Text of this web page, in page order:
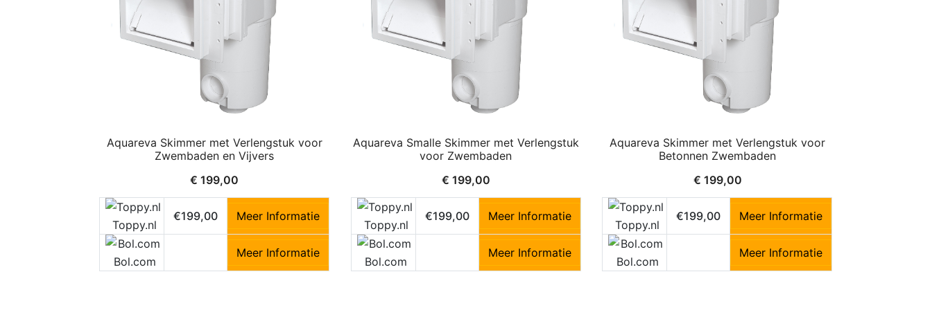
Aquareva Skimmer met Verlengstuk voor
Zwembaden en Vijvers
€ 199,00
Toppy.nl
€199,00 Meer Informatie
Bol.com
Meer Informatie
Aquareva Smalle Skimmer met Verlengstuk
voor Zwembaden
€ 199,00
Toppy.nl
€199,00 Meer Informatie
Bol.com
Meer Informatie
Aquareva Skimmer met Verlengstuk voor
Betonnen Zwembaden
€ 199,00
Toppy.nl
€199,00 Meer Informatie
Bol.com
Meer Informatie